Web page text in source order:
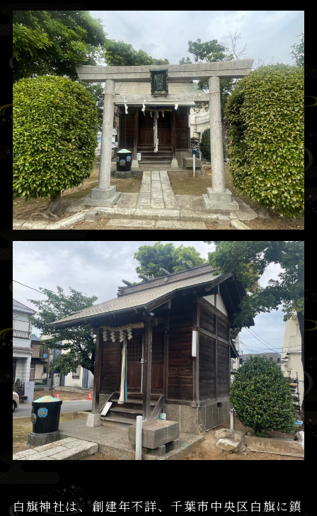
白旗神社は、創建年不詳、千葉市中央区白旗に鎮